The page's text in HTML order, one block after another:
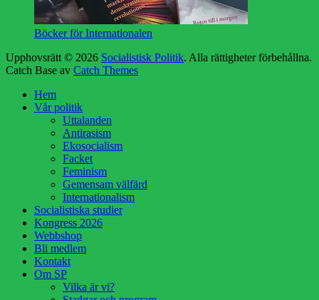
Böcker för Internationalen
Upphovsrätt © 2026 Socialistisk Politik. Alla rättigheter förbehållna.
Catch Base av Catch Themes
Hem
Vår politik
Uttalanden
Antirasism
Ekosocialism
Facket
Feminism
Gemensam välfärd
Internationalism
Socialistiska studier
Kongress 2026
Webbshop
Bli medlem
Kontakt
Om SP
Vilka är vi?